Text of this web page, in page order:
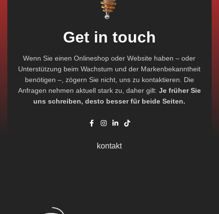
Get in touch
Wenn Sie einen Onlineshop oder Website haben – oder
Unterstützung beim Wachstum und der Markenbekanntheit
benötigen –, zögern Sie nicht, uns zu kontaktieren. Die
Anfragen nehmen aktuell stark zu, daher gilt: Je früher Sie
uns schreiben, desto besser für beide Seiten.
kontakt